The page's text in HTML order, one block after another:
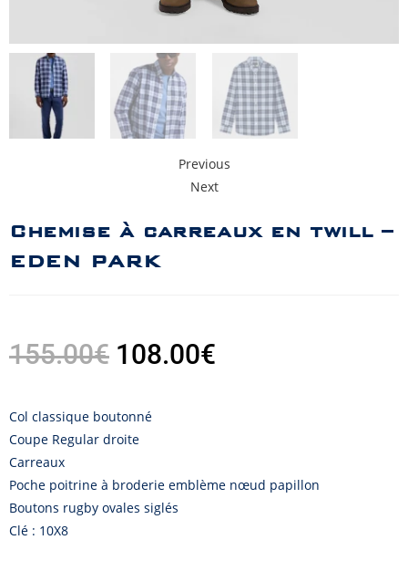
Previous
Next
Chemise à carreaux en twill –
EDEN PARK
155.00€ 108.00€
Col classique boutonné
Coupe Regular droite
Carreaux
Poche poitrine à broderie emblème nœud papillon
Boutons rugby ovales siglés
Clé : 10X8